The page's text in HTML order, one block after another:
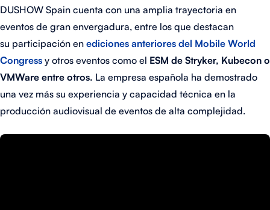
DUSHOW Spain cuenta con una amplia trayectoria en
eventos de gran envergadura, entre los que destacan
su participación en ediciones anteriores del Mobile World
Congress y otros eventos como el ESM de Stryker, Kubecon o
VMWare entre otros. La empresa española ha demostrado
una vez más su experiencia y capacidad técnica en la
producción audiovisual de eventos de alta complejidad.